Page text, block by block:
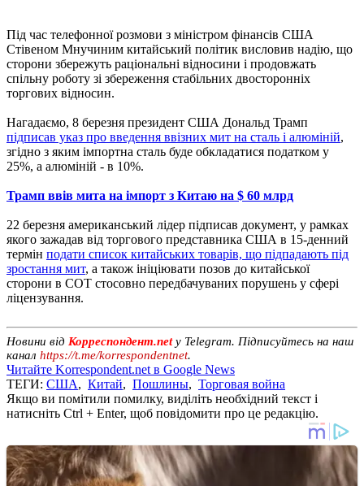
Під час телефонної розмови з міністром фінансів США
Стівеном Мнучиним китайський політик висловив надію, що
сторони збережуть раціональні відносини і продовжать
спільну роботу зі збереження стабільних двосторонніх
торгових відносин.
Нагадаємо, 8 березня президент США Дональд Трамп
підписав указ про введення ввізних мит на сталь і алюміній,
згідно з яким імпортна сталь буде обкладатися податком у
25%, а алюміній - в 10%.
Трамп ввів мита на імпорт з Китаю на $ 60 млрд
22 березня американський лідер підписав документ, у рамках
якого зажадав від торгового представника США в 15-денний
термін подати список китайських товарів, що підпадають під
зростання мит, а також ініціювати позов до китайської
сторони в СОТ стосовно передбачуваних порушень у сфері
ліцензування.
Новини від Корреспондент.netу Telegram. Підписуйтесь на наш
канал https://t.me/korrespondentnet.
Читайте Korrespondent.net в Google News
ТЕГИ: США, Китай, Пошлины, Торговая война
Якщо ви помітили помилку, виділіть необхідний текст і
натисніть Ctrl + Enter, щоб повідомити про це редакцію.